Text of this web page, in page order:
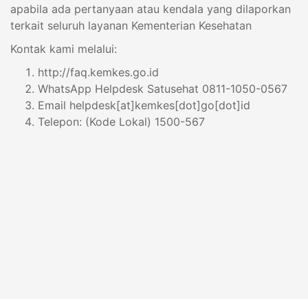
apabila ada pertanyaan atau kendala yang dilaporkan
terkait seluruh layanan Kementerian Kesehatan
Kontak kami melalui:
http://faq.kemkes.go.id
WhatsApp Helpdesk Satusehat 0811-1050-0567
Email helpdesk[at]kemkes[dot]go[dot]id
Telepon: (Kode Lokal) 1500-567